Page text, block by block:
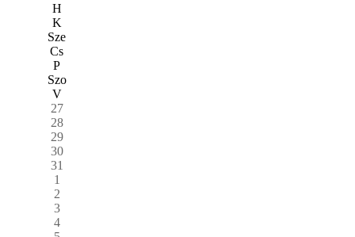
H
K
Sze
Cs
P
Szo
V
27
28
29
30
31
1
2
3
4